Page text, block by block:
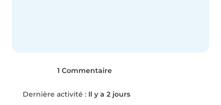
1 Commentaire
Dernière activité : Il y a 2 jours